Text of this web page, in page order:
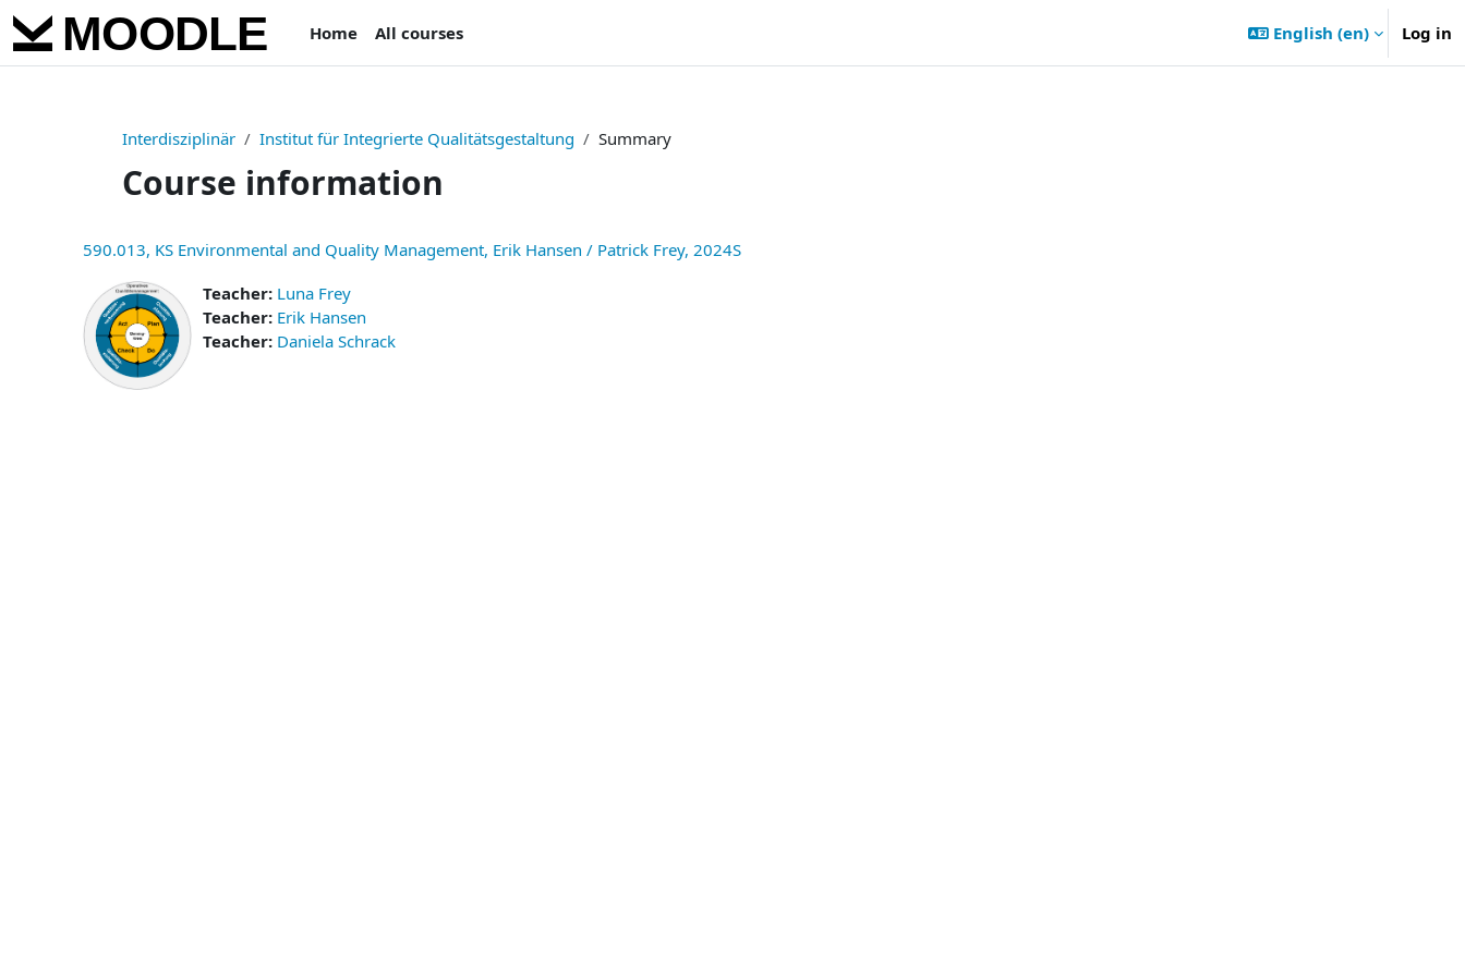
Skip to main content
Home
All courses English ‎(en)‎ Log in
Interdisziplinär Institut für Integrierte Qualitätsgestaltung Summary
Course information
590.013, KS Environmental and Quality Management, Erik Hansen / Patrick Frey, 2024S
Teacher: Luna Frey
Teacher: Erik Hansen
Teacher: Daniela Schrack